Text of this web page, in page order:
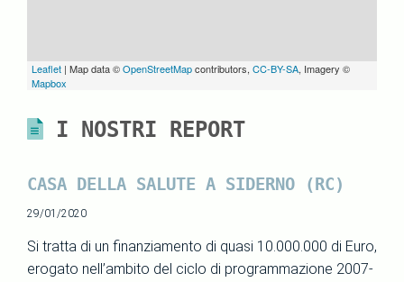
Leaflet | Map data ©OpenStreetMapcontributors, CC-BY-SA, Imagery ©
Mapbox
I NOSTRI REPORT
CASA DELLA SALUTE A SIDERNO (RC)
29/01/2020
Si tratta di un finanziamento di quasi 10.000.000 di Euro,
erogato nell’ambito del ciclo di programmazione 2007-